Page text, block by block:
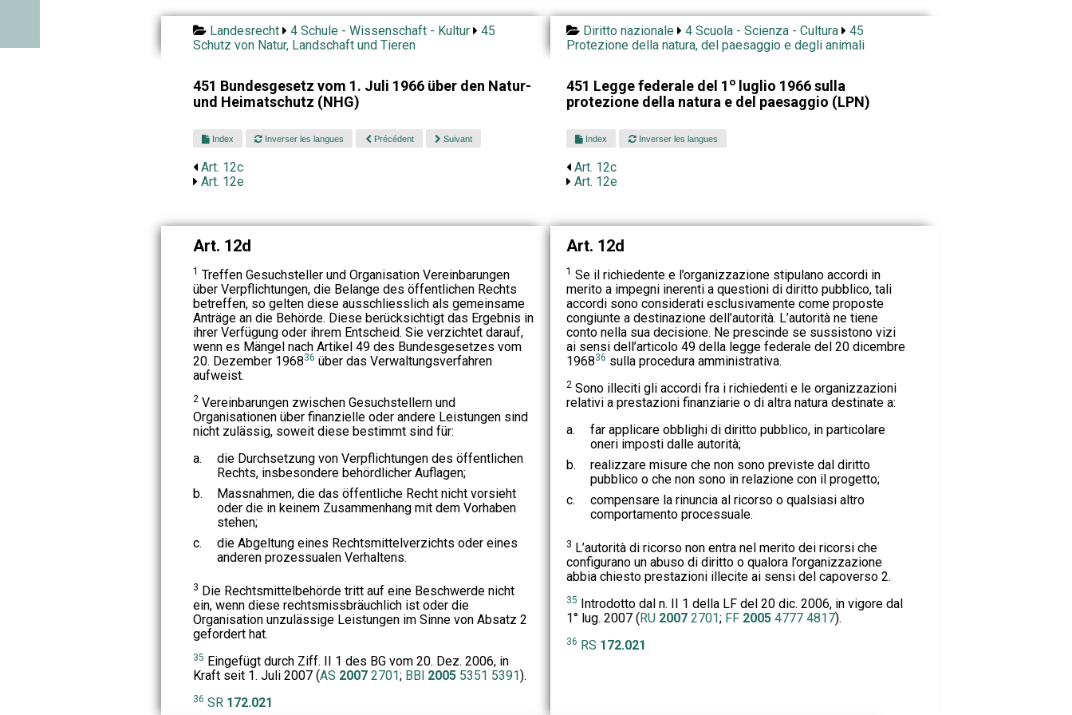
Landesrecht 4 Schule - Wissenschaft - Kultur
45
Schutz von Natur, Landschaft und Tieren
Diritto nazionale 4 Scuola - Scienza - Cultura
45
Protezione della natura, del paesaggio e degli animali
451 Bundesgesetz vom 1. Juli 1966 über den Natur-
und Heimatschutz (NHG)
451 Legge federale del 1 oluglio 1966 sulla
protezione della natura e del paesaggio (LPN)
Index Inverser les langues Précédent Suivant
Art. 12c
Art. 12e
Index Inverser les langues
Art. 12c
Art. 12e
Art. 12d
1 Treffen Gesuchsteller und Organisation Vereinbarungen
über Verpflichtungen, die Belange des öffentlichen Rechts
betreffen, so gelten diese ausschliesslich als gemeinsame
Anträge an die Behörde. Diese berücksichtigt das Ergebnis in
ihrer Verfügung oder ihrem Entscheid. Sie verzichtet darauf,
wenn es Mängel nach Artikel 49 des Bundesgesetzes vom
20. Dezember 196836 über das Verwaltungsverfahren
aufweist.
2Vereinbarungen zwischen Gesuchstellern und
Organisationen über finanzielle oder andere Leistungen sind
nicht zulässig, soweit diese bestimmt sind für:
a.
die Durchsetzung von Verpflichtungen des öffentlichen
Rechts, insbesondere behördlicher Auflagen;
b.
Massnahmen, die das öffentliche Recht nicht vorsieht
oder die in keinem Zusammenhang mit dem Vorhaben
stehen;
c.
die Abgeltung eines Rechtsmittelverzichts oder eines
anderen prozessualen Verhaltens.
3 Die Rechtsmittelbehörde tritt auf eine Beschwerde nicht
ein, wenn diese rechtsmissbräuchlich ist oder die
Organisation unzulässige Leistungen im Sinne von Absatz 2
gefordert hat.
35 Eingefügt durch Ziff. II 1 des BG vom 20. Dez. 2006, in
Kraft seit 1. Juli 2007 (AS 20072701; BBl 2005 5351 5391).
36 SR 172.021
Art. 12d
1 Se il richiedente e l’organizzazione stipulano accordi in
merito a impegni inerenti a questioni di diritto pubblico, tali
accordi sono considerati esclusivamente come proposte
congiunte a destinazione dell’autorità. L’autorità ne tiene
conto nella sua decisione. Ne prescinde se sussistono vizi
ai sensi dell’articolo 49 della legge federale del 20 dicembre
196836 sulla procedura amministrativa.
2Sono illeciti gli accordi fra i richiedenti e le organizzazioni
relativi a prestazioni finanziarie o di altra natura destinate a:
a.
far applicare obblighi di diritto pubblico, in particolare
oneri imposti dalle autorità;
b.
realizzare misure che non sono previste dal diritto
pubblico o che non sono in relazione con il progetto;
c.
compensare la rinuncia al ricorso o qualsiasi altro
comportamento processuale.
3 L’autorità di ricorso non entra nel merito dei ricorsi che
configurano un abuso di diritto o qualora l’organizzazione
abbia chiesto prestazioni illecite ai sensi del capoverso 2.
35 Introdotto dal n. II 1 della LF del 20 dic. 2006, in vigore dal
1° lug. 2007 (RU 20072701; FF 20054777 4817).
36 RS 172.021